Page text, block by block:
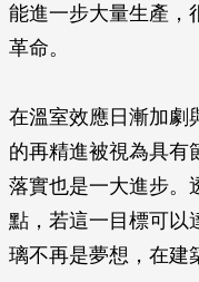
能進一步大量生產，
革命。
在溫室效應日漸加劇
的再精進被視為具有
落實也是一大進步。
點，若這一目標可以
璃不再是夢想，在建